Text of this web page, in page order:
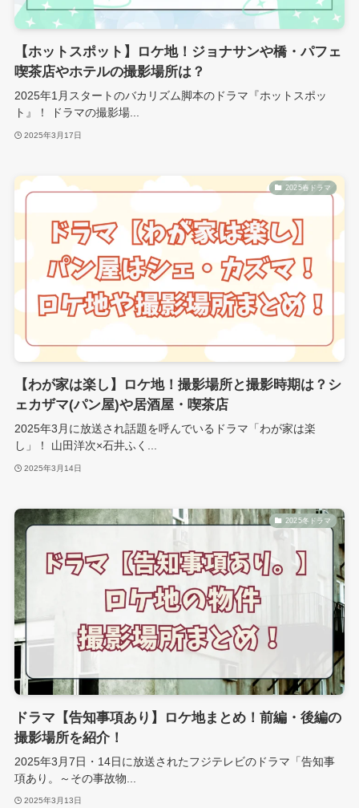
【ホットスポット】ロケ地！ジョナサンや橋・パフェ
喫茶店やホテルの撮影場所は？
2025年1月スタートのバカリズム脚本のドラマ『ホットスポッ
ト』！ ドラマの撮影場...
2025年3月17日
2025春ドラマ
【わが家は楽し】ロケ地！撮影場所と撮影時期は？シ
ェカザマ(パン屋)や居酒屋・喫茶店
2025年3月に放送され話題を呼んでいるドラマ「わが家は楽
し」！ 山田洋次×石井ふく...
2025年3月14日
2025冬ドラマ
ドラマ【告知事項あり】ロケ地まとめ！前編・後編の
撮影場所を紹介！
2025年3月7日・14日に放送されたフジテレビのドラマ「告知事
項あり。～その事故物...
2025年3月13日